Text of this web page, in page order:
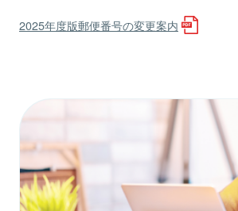
2025年度版郵便番号の変更案内